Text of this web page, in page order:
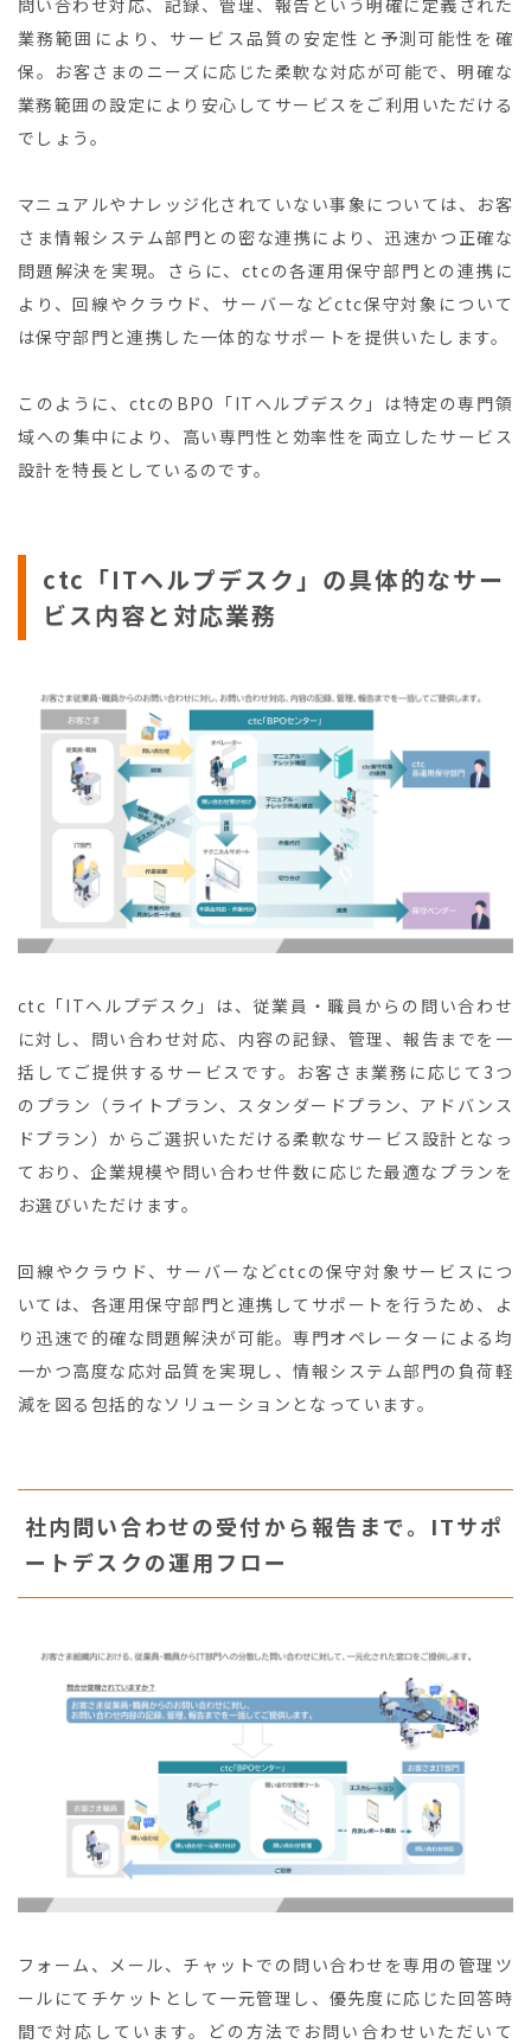
業務範囲により、サービス品質の安定性と予測可能性を確
保。お客さまのニーズに応じた柔軟な対応が可能で、明確な
業務範囲の設定により安心してサービスをご利用いただける
でしょう。
マニュアルやナレッジ化されていない事象については、お客
さま情報システム部門との密な連携により、迅速かつ正確な
問題解決を実現。さらに、ctcの各運用保守部門との連携に
より、回線やクラウド、サーバーなどctc保守対象について
は保守部門と連携した一体的なサポートを提供いたします。
このように、ctcのBPO「ITヘルプデスク」は特定の専門領
域への集中により、高い専門性と効率性を両立したサービス
設計を特長としているのです。
ctc「ITヘルプデスク」の具体的なサー
ビス内容と対応業務
ctc「ITヘルプデスク」は、従業員・職員からの問い合わせ
に対し、問い合わせ対応、内容の記録、管理、報告までを一
括してご提供するサービスです。お客さま業務に応じて3つ
のプラン（ライトプラン、スタンダードプラン、アドバンス
ドプラン）からご選択いただける柔軟なサービス設計となっ
ており、企業規模や問い合わせ件数に応じた最適なプランを
お選びいただけます。
回線やクラウド、サーバーなどctcの保守対象サービスにつ
いては、各運用保守部門と連携してサポートを行うため、よ
り迅速で的確な問題解決が可能。専門オペレーターによる均
一かつ高度な応対品質を実現し、情報システム部門の負荷軽
減を図る包括的なソリューションとなっています。
社内問い合わせの受付から報告まで。ITサポ
ートデスクの運用フロー
フォーム、メール、チャットでの問い合わせを専用の管理ツ
ールにてチケットとして一元管理し、優先度に応じた回答時
間で対応しています。どの方法でお問い合わせいただいて